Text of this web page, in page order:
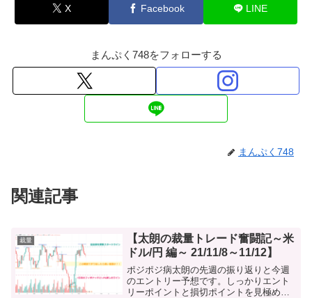
X Facebook LINE
まんぷく748をフォローする
まんぷく748
関連記事
裁量
【太朗の裁量トレード奮闘記～米
ドル/円 編～ 21/11/8～11/12】
ポジポジ病太朗の先週の振り返りと今週
のエントリー予想です。しっかりエント
リーポイントと損切ポイントを見極めて